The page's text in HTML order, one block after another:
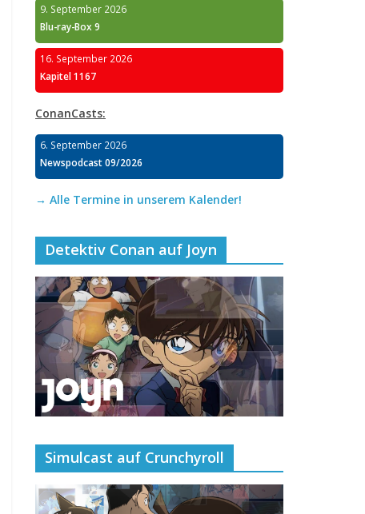
9. September 2026
Blu-ray-Box 9
16. September 2026
Kapitel 1167
ConanCasts:
6. September 2026
Newspodcast 09/2026
→ Alle Termine in unserem Kalender!
Detektiv Conan auf Joyn
Simulcast auf Crunchyroll